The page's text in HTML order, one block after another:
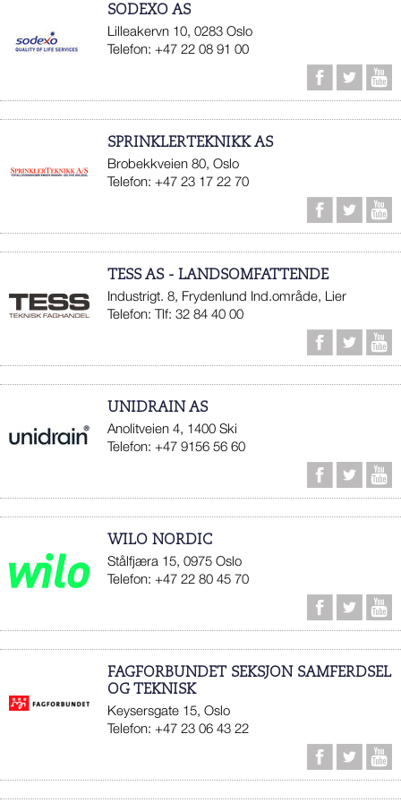
SODEXO AS
Lilleakervn 10, 0283 Oslo
Telefon: +47 22 08 91 00
SPRINKLERTEKNIKK AS
Brobekkveien 80, Oslo
Telefon: +47 23 17 22 70
TESS AS - LANDSOMFATTENDE
Industrigt. 8, Frydenlund Ind.område, Lier
Telefon: Tlf: 32 84 40 00
UNIDRAIN AS
Anolitveien 4, 1400 Ski
Telefon: +47 9156 56 60
WILO NORDIC
Stålfjæra 15, 0975 Oslo
Telefon: +47 22 80 45 70
FAGFORBUNDET SEKSJON SAMFERDSEL
OG TEKNISK
Keysersgate 15, Oslo
Telefon: +47 23 06 43 22